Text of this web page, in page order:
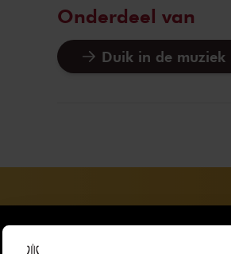
Onderdeel van
Duik in de muziek